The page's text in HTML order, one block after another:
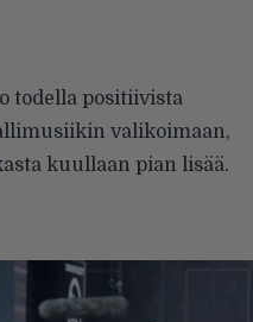
todella positiivista
valikoimaan,
kuullaan pian lisää.